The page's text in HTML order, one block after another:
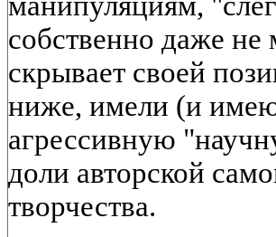
собственно даже не
скрывает своей
ниже, имели (и
агрессивную
доли авторской
творчества.